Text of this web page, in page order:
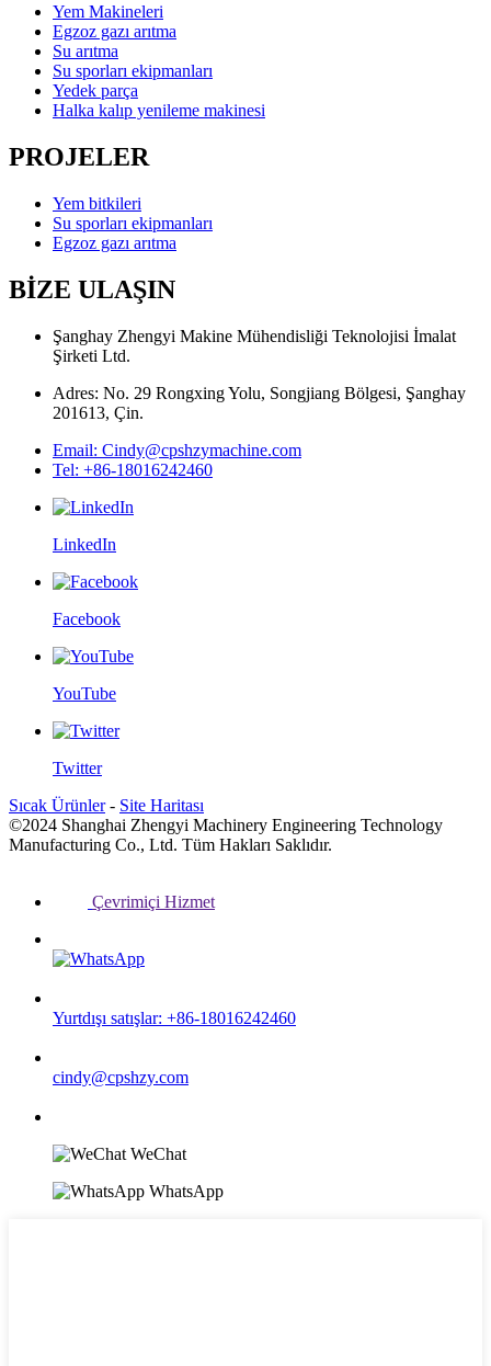
Yem Makineleri
Egzoz gazı arıtma
Su arıtma
Su sporları ekipmanları
Yedek parça
Halka kalıp yenileme makinesi
PROJELER
Yem bitkileri
Su sporları ekipmanları
Egzoz gazı arıtma
BİZE ULAŞIN
Şanghay Zhengyi Makine Mühendisliği Teknolojisi İmalat
Şirketi Ltd.
Adres: No. 29 Rongxing Yolu, Songjiang Bölgesi, Şanghay
201613, Çin.
Email: Cindy@cpshzymachine.com
Tel: +86-18016242460
LinkedIn
Facebook
YouTube
Twitter
Sıcak Ürünler- Site Haritası
©2024 Shanghai Zhengyi Machinery Engineering Technology
Manufacturing Co., Ltd. Tüm Hakları Saklıdır.
Çevrimiçi Hizmet
Yurtdışı satışlar: +86-18016242460
cindy@cpshzy.com
WeChat
WhatsApp